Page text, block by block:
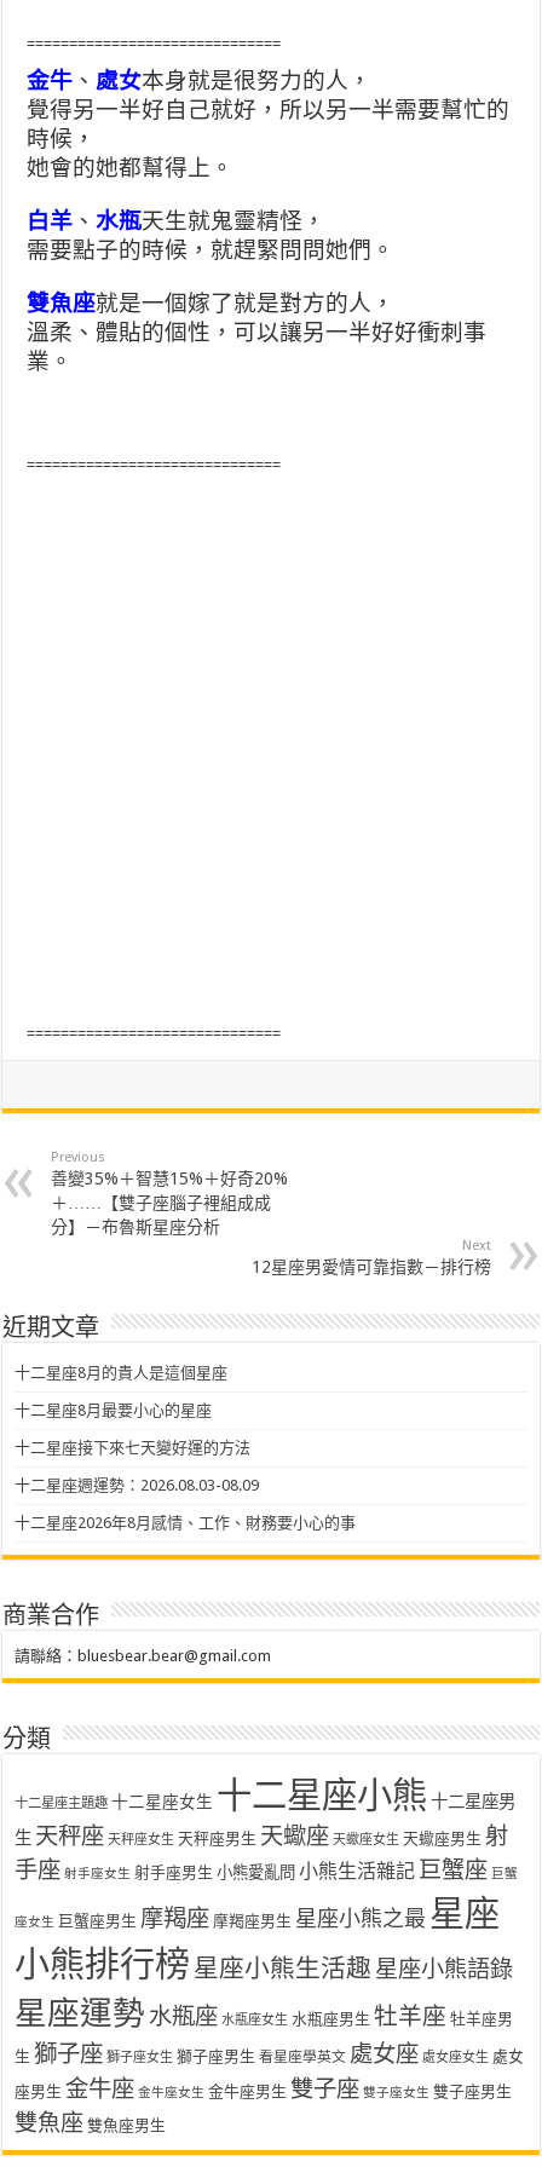
==============================
金牛 、 處女本身就是很努力的人，
覺得另一半好自己就好，所以另一半需要幫忙的
時候，
她會的她都幫得上。
白羊 、水瓶天生就鬼靈精怪，
需要點子的時候，就趕緊問問她們。
雙魚座就是一個嫁了就是對方的人，
溫柔、體貼的個性，可以讓另一半好好衝刺事
業。
==============================
==============================
Previous
善變35%＋智慧15%＋好奇20%
＋……【雙子座腦子裡組成成
分】－布魯斯星座分析
Next
12星座男愛情可靠指數－排行榜
近期文章
十二星座8月的貴人是這個星座
十二星座8月最要小心的星座
十二星座接下來七天變好運的方法
十二星座週運勢：2026.08.03-08.09
十二星座2026年8月感情、工作、財務要小心的事
商業合作
請聯絡：bluesbear.bear@gmail.com
分類
十二星座主題趣 十二星座女生 十二星座小熊 十二星座男
生 天秤座 天秤座女生 天秤座男生 天蠍座 天蠍座女生 天蠍座男生 射
手座 射手座女生 射手座男生 小熊愛亂問 小熊生活雜記 巨蟹座 巨蟹
座女生 巨蟹座男生 摩羯座 摩羯座男生 星座小熊之最 星座
小熊排行榜 星座小熊生活趣 星座小熊語錄
星座運勢 水瓶座 水瓶座女生 水瓶座男生 牡羊座 牡羊座男
生 獅子座 獅子座女生 獅子座男生 看星座學英文 處女座 處女座女生 處女
座男生 金牛座 金牛座女生 金牛座男生 雙子座 雙子座女生 雙子座男生
雙魚座 雙魚座男生